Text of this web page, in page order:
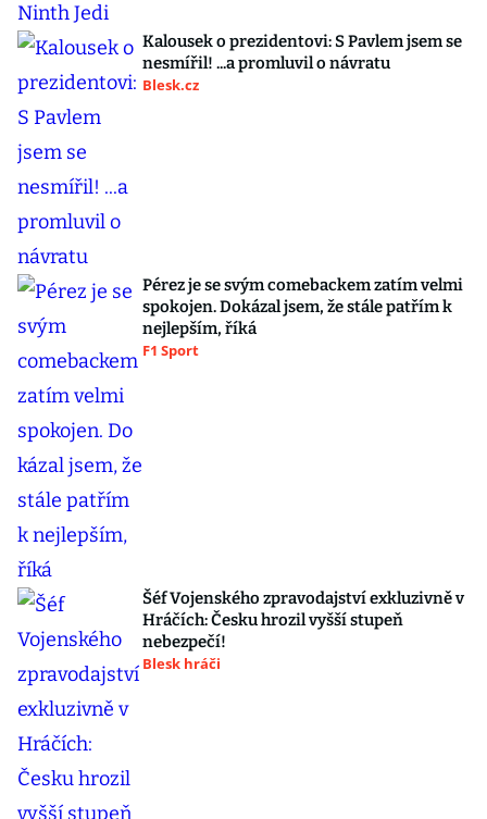
Kalousek o prezidentovi: S Pavlem jsem se
nesmířil! ...a promluvil o návratu
Blesk.cz
Pérez je se svým comebackem zatím velmi
spokojen. Dokázal jsem, že stále patřím k
nejlepším, říká
F1 Sport
Šéf Vojenského zpravodajství exkluzivně v
Hráčích: Česku hrozil vyšší stupeň
nebezpečí!
Blesk hráči